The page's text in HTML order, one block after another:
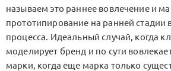
называем это раннее вовлечение и
прототипирование на ранней стадии
процесса. Идеальный случай, когда
моделирует бренд и по сути
марки, когда еще марка только